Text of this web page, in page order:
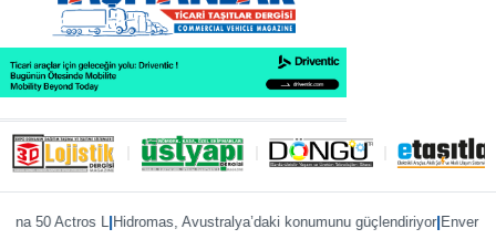
Actros L|Hidromas, Avustralya’daki konumunu güçlendiriyor|Enver